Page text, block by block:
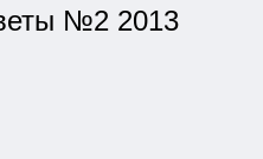
№2 2013